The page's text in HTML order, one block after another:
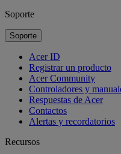
Soporte
Soporte
Acer ID
Registrar un producto
Acer Community
Controladores y
Respuestas de Acer
Contactos
Alertas y recordatorios
Recursos